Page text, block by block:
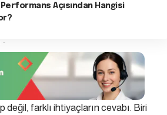
Açısından Hangisi
-
farklı ihtiyaçların cevabı. Biri